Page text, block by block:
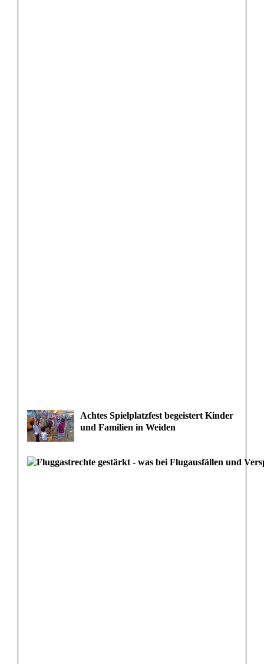
Achtes Spielplatzfest begeistert Kinder
und Familien in Weiden